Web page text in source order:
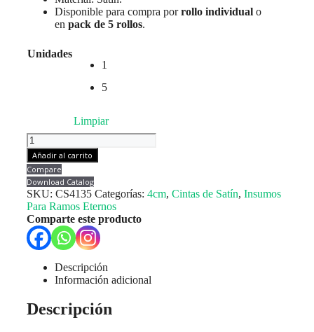
Disponible para compra porrollo individual o
en pack de 5 rollos.
Unidades
1
5
Limpiar
Cinta
Satín
4cm
x
22.8mts
Rosado
Metalizado
Oscuro
cantidad
Añadir al carrito
Compare
Download Catalog
SKU: CS4135 Categorías: 4cm, Cintas de Satín, Insumos
Para Ramos Eternos
Comparte este producto
Descripción
Información adicional
Descripción